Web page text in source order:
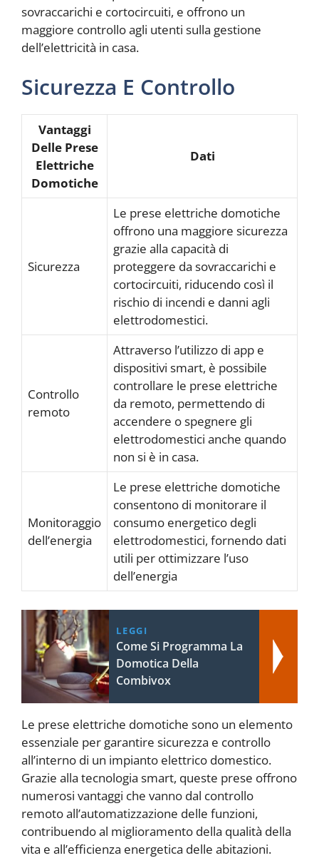
sovraccarichi e cortocircuiti, e offrono un
maggiore controllo agli utenti sulla gestione
dell’elettricità in casa.
Sicurezza E Controllo
Vantaggi
Delle Prese
Elettriche
Domotiche
Dati
Sicurezza
Le prese elettriche domotiche
offrono una maggiore sicurezza
grazie alla capacità di
proteggere da sovraccarichi e
cortocircuiti, riducendo così il
rischio di incendi e danni agli
elettrodomestici.
Controllo
remoto
Attraverso l’utilizzo di app e
dispositivi smart, è possibile
controllare le prese elettriche
da remoto, permettendo di
accendere o spegnere gli
elettrodomestici anche quando
non si è in casa.
Monitoraggio
dell’energia
Le prese elettriche domotiche
consentono di monitorare il
consumo energetico degli
elettrodomestici, fornendo dati
utili per ottimizzare l’uso
dell’energia
LEGGI
Come Si Programma La
Domotica Della
Combivox
Le prese elettriche domotiche sono un elemento
essenziale per garantire sicurezza e controllo
all’interno di un impianto elettrico domestico.
Grazie alla tecnologia smart, queste prese offrono
numerosi vantaggi che vanno dal controllo
remoto all’automatizzazione delle funzioni,
contribuendo al miglioramento della qualità della
vita e all’efficienza energetica delle abitazioni.